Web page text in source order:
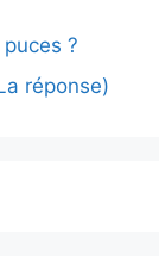
?
réponse)